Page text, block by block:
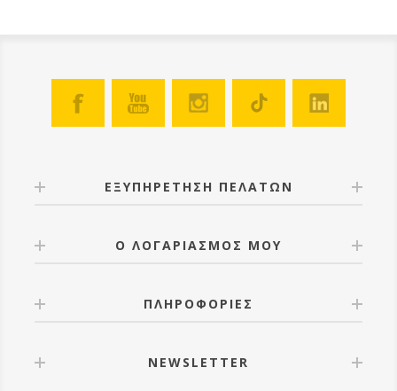
ΕΞΥΠΗΡΕΤΗΣΗ ΠΕΛΑΤΩΝ
Ο ΛΟΓΑΡΙΑΣΜΟΣ ΜΟΥ
ΠΛΗΡΟΦΟΡΙΕΣ
NEWSLETTER